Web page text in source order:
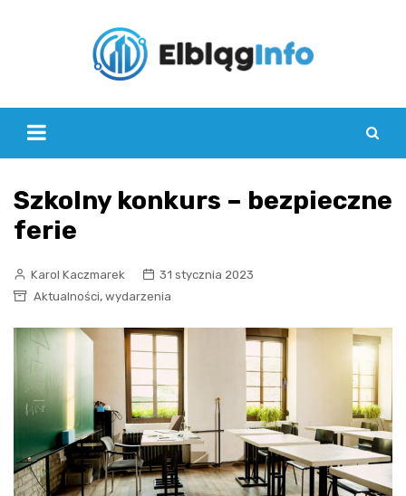
Szkolny konkurs – bezpieczne
ferie
Karol Kaczmarek
31 stycznia 2023
Aktualności, wydarzenia